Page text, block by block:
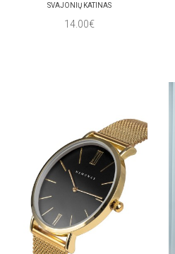
SVAJONIŲ KATINAS
14.00€